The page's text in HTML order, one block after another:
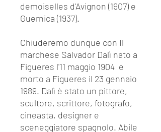
demoiselles d'Avignon (1907) e
Guernica (1937).
Chiuderemo dunque con Il
marchese Salvador Dalì nato a
Figueres l'11 maggio 1904 e
morto a Figueres il 23 gennaio
1989. Dalì è stato un pittore,
scultore, scrittore, fotografo,
cineasta, designer e
sceneggiatore spagnolo. Abile